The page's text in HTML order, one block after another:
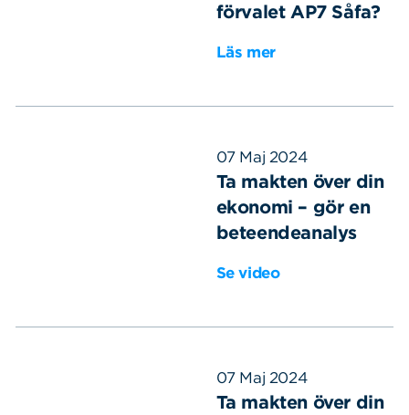
förvalet AP7 Såfa?
Läs mer
07 Maj 2024
Ta makten över din
ekonomi – gör en
beteendeanalys
Se video
07 Maj 2024
Ta makten över din